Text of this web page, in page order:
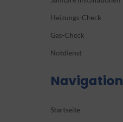
Heizungs-Check
Gas-Check
Notdienst
Navigation
Startseite